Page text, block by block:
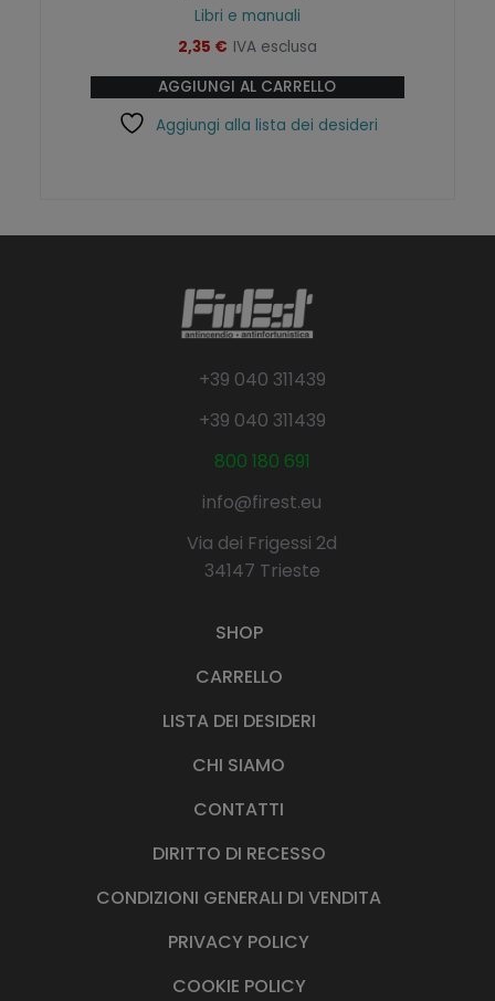
Libri e manuali
2,35 € IVA esclusa
AGGIUNGI AL CARRELLO
Aggiungi alla lista dei desideri
+39 040 311439
+39 040 311439
800 180 691
info@firest.eu
Via dei Frigessi 2d
34147 Trieste
SHOP
CARRELLO
LISTA DEI DESIDERI
CHI SIAMO
CONTATTI
DIRITTO DI RECESSO
CONDIZIONI GENERALI DI VENDITA
PRIVACY POLICY
COOKIE POLICY